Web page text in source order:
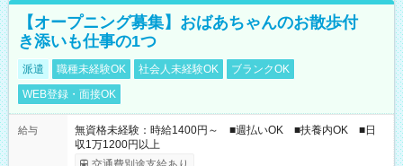
【オープニング募集】おばあちゃんのお散歩付
き添いも仕事の1つ
派遣 職種未経験OK 社会人未経験OK
ブランクOK
WEB登録・面接OK
給与
無資格未経験：時給1400円～ ■週払いOK ■扶養内OK ■日
収1万1200円以上